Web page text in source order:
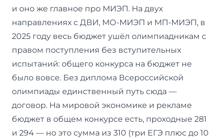
и оно же главное про МИЭП. На двух
направлениях с ДВИ, МО-МИЭП и МП-МИЭП, в
2025 году весь бюджет ушёл олимпиадникам с
правом поступления без вступительных
испытаний: общего конкурса на бюджет не
было вовсе. Без диплома Всероссийской
олимпиады единственный путь сюда —
договор. На мировой экономике и рекламе
бюджет в общем конкурсе есть, проходные 281
и 294 — но это сумма из 310 (три ЕГЭ плюс до 10